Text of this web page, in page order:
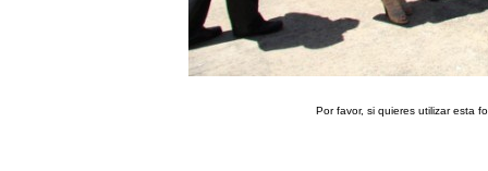
Por favor, si quieres utilizar esta